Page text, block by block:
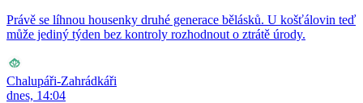
Právě se líhnou housenky druhé generace bělásků. U košťálovin teď
může jediný týden bez kontroly rozhodnout o ztrátě úrody.
Chalupáři-Zahrádkáři
dnes, 14:04